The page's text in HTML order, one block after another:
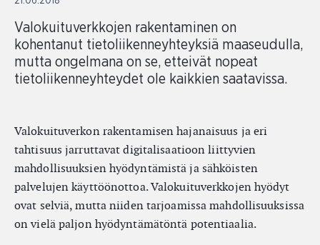
Valokuituverkkojen rakentaminen on
kohentanut tietoliikenneyhteyksiä maaseudulla,
mutta ongelmana on se, etteivät nopeat
tietoliikenneyhteydet ole kaikkien saatavissa.
Valokuituverkon rakentamisen hajanaisuus ja eri
tahtisuus jarruttavat digitalisaatioon liittyvien
mahdollisuuksien hyödyntämistä ja sähköisten
palvelujen käyttöönottoa. Valokuituverkkojen hyödyt
ovat selviä, mutta niiden tarjoamissa mahdollisuuksissa
on vielä paljon hyödyntämätöntä potentiaalia.